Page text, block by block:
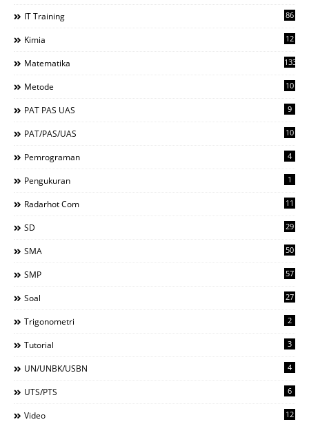
IT Training 86
Kimia 12
Matematika 133
Metode 10
PAT PAS UAS 9
PAT/PAS/UAS 10
Pemrograman 4
Pengukuran 1
Radarhot Com 11
SD 29
SMA 50
SMP 57
Soal 27
Trigonometri 2
Tutorial 3
UN/UNBK/USBN 4
UTS/PTS 6
Video 12